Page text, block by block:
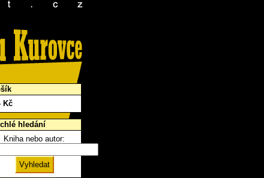
Kč
hledání
Kniha nebo autor: